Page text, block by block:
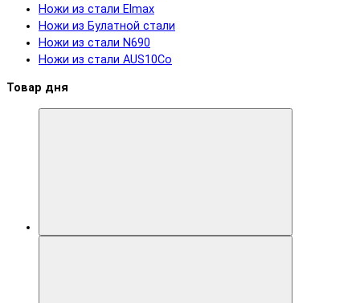
Ножи из стали Elmax
Ножи из Булатной стали
Ножи из стали N690
Ножи из стали AUS10Co
Товар дня